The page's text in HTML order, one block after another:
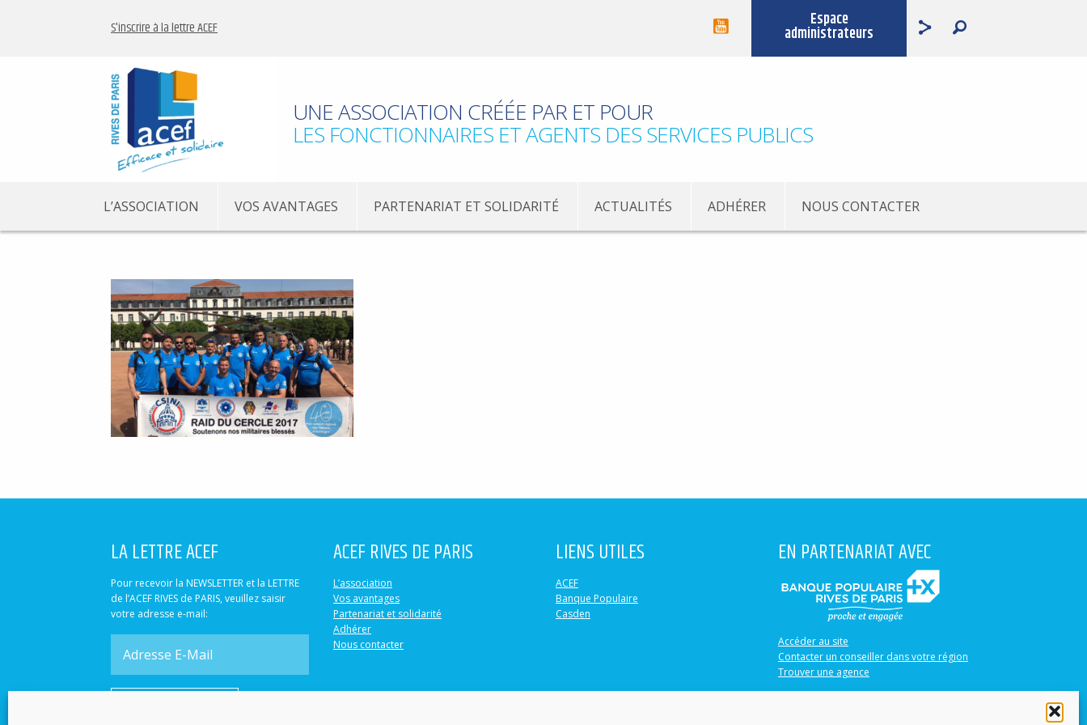
S'inscrire à la lettre ACEF Espace
administrateurs
UNE ASSOCIATION CRÉÉE PAR ET POUR
LES FONCTIONNAIRES ET AGENTS DES SERVICES PUBLICS
L’ASSOCIATION VOS AVANTAGES PARTENARIAT ET SOLIDARITÉ ACTUALITÉS ADHÉRER NOUS CONTACTER
LA LETTRE ACEF
Pour recevoir la NEWSLETTER et la LETTRE
de l’ACEF RIVES de PARIS, veuillez saisir
votre adresse e-mail:
ACEF RIVES DE PARIS
L’association
Vos avantages
Partenariat et solidarité
Adhérer
Nous contacter
LIENS UTILES
ACEF
Banque Populaire
Casden
EN PARTENARIAT AVEC
Accéder au site
Contacter un conseiller dans votre région
Trouver une agence